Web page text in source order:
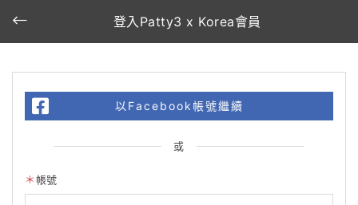
登入Patty3 x Korea會員
以Facebook帳號繼續
或
帳號